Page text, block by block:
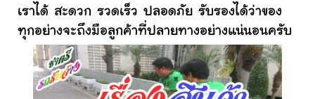
เราได้ สะดวก รวดเร็ว ปลอดภัย รับรองได้ว่าของ
ทุกอย่างจะถึงมือลูกค้าที่ปลายทางอย่างแน่นอนครับ